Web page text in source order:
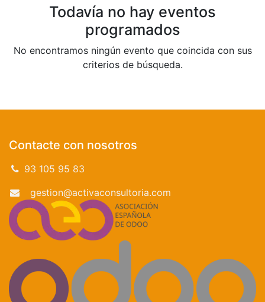
Todavía no hay eventos
programados
No encontramos ningún evento que coincida con sus
criterios de búsqueda.
Contacte con nosotros
93 105 95 83
gestion@activaconsultoria.com